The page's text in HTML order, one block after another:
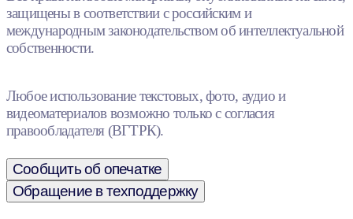
защищены в соответствии с российским и
международным законодательством об интеллектуальной
собственности.
Любое использование текстовых, фото, аудио и
видеоматериалов возможно только с согласия
правообладателя (ВГТРК).
Сообщить об опечатке
Обращение в техподдержку